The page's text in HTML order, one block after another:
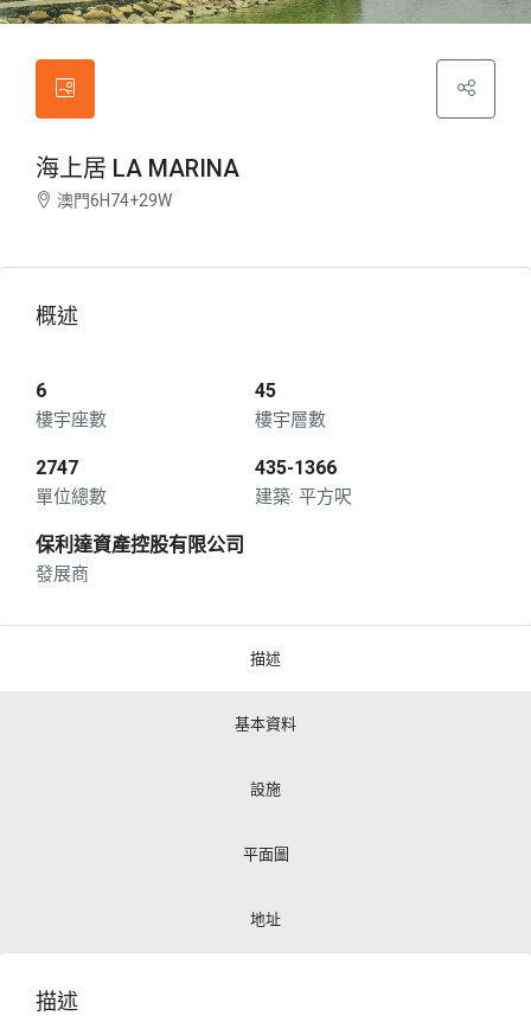
海上居 LA MARINA
澳門6H74+29W
概述
6
樓宇座數
45
樓宇層數
2747
單位總數
435-1366
平方呎
保利達資產控股有限公司
發展商
描述
基本資料
設施
平面圖
地址
描述